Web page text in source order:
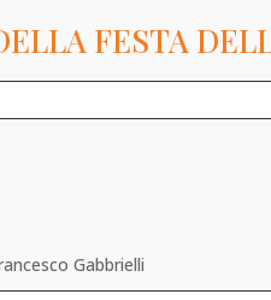
FESTA
Gabbrielli